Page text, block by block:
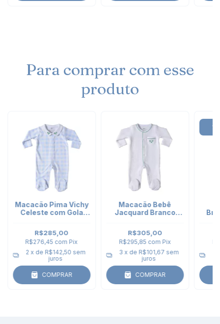
Para comprar com esse
produto
Macacão Pima Vichy
Celeste com Gola
R$285,00
R$276,45 com Pix
2 x de R$142,50 sem
juros
COMPRAR
Macacão Bebê
Jacquard Branco
R$305,00
R$295,85 com Pix
3 x de R$101,67 sem
juros
COMPRAR